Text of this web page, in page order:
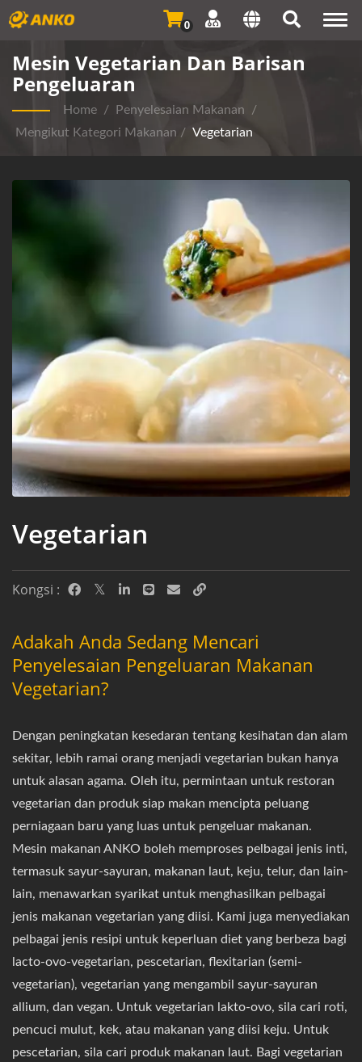
0
Mesin Vegetarian Dan Barisan
Pengeluaran
Home / Penyelesaian Makanan
/
Mengikut Kategori Makanan / Vegetarian
Vegetarian
Kongsi :
Adakah Anda Sedang Mencari
Penyelesaian Pengeluaran Makanan
Vegetarian?
Dengan peningkatan kesedaran tentang kesihatan dan alam
sekitar, lebih ramai orang menjadi vegetarian bukan hanya
untuk alasan agama. Oleh itu, permintaan untuk restoran
vegetarian dan produk siap makan mencipta peluang
perniagaan baru yang luas untuk pengeluar makanan.
Mesin makanan ANKO boleh memproses pelbagai jenis inti,
termasuk sayur-sayuran, makanan laut, keju, telur, dan lain-
lain, menawarkan syarikat untuk menghasilkan pelbagai
jenis makanan vegetarian yang diisi. Kami juga menyediakan
pelbagai jenis resipi untuk keperluan diet yang berbeza bagi
lacto-ovo-vegetarian, pescetarian, flexitarian (semi-
vegetarian), vegetarian yang mengambil sayur-sayuran
allium, dan vegan. Untuk vegetarian lakto-ovo, sila cari roti,
pencuci mulut, kek, atau makanan yang diisi keju. Untuk
pescetarian, sila cari produk makanan laut. Bagi vegetarian